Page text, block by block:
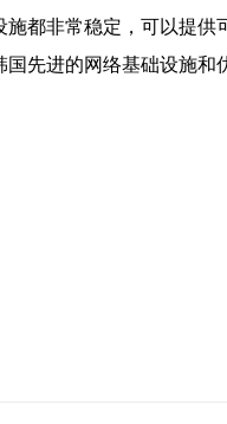
都非常稳定，可以提供
先进的网络基础设施